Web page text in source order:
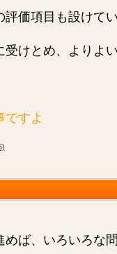
評価項目も設けて
受けとめ、よりよ
ですよ
めば、いろいろな